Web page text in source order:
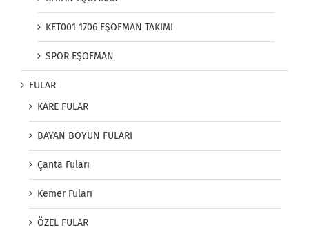
KET001 1706 EŞOFMAN TAKIMI
SPOR EŞOFMAN
FULAR
KARE FULAR
BAYAN BOYUN FULARI
Çanta Fuları
Kemer Fuları
ÖZEL FULAR